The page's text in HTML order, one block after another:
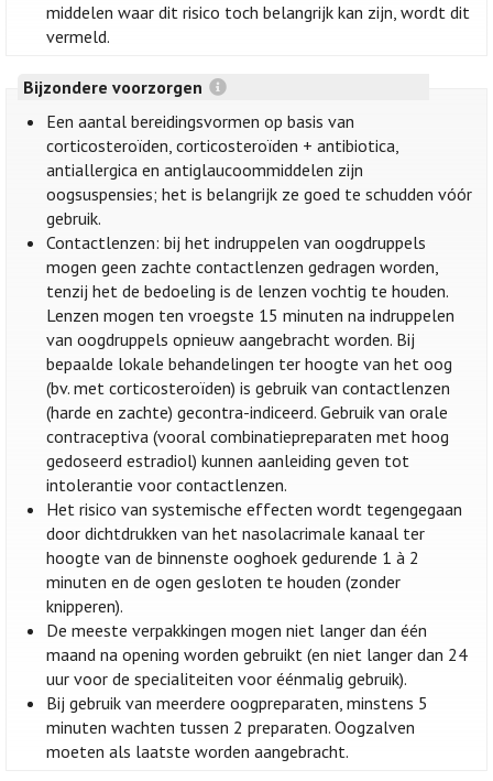
middelen waar dit risico toch belangrijk kan zijn, wordt dit
vermeld.
Bijzondere voorzorgen
Een aantal bereidingsvormen op basis van
corticosteroïden, corticosteroïden + antibiotica,
antiallergica en antiglaucoommiddelen zijn
oogsuspensies; het is belangrijk ze goed te schudden vóór
gebruik.
Contactlenzen: bij het indruppelen van oogdruppels
mogen geen zachte contactlenzen gedragen worden,
tenzij het de bedoeling is de lenzen vochtig te houden.
Lenzen mogen ten vroegste 15 minuten na indruppelen
van oogdruppels opnieuw aangebracht worden. Bij
bepaalde lokale behandelingen ter hoogte van het oog
(bv. met corticosteroïden) is gebruik van contactlenzen
(harde en zachte) gecontra-indiceerd. Gebruik van orale
contraceptiva (vooral combinatiepreparaten met hoog
gedoseerd estradiol) kunnen aanleiding geven tot
intolerantie voor contactlenzen.
Het risico van systemische effecten wordt tegengegaan
door dichtdrukken van het nasolacrimale kanaal ter
hoogte van de binnenste ooghoek gedurende 1 à 2
minuten en de ogen gesloten te houden (zonder
knipperen).
De meeste verpakkingen mogen niet langer dan één
maand na opening worden gebruikt (en niet langer dan 24
uur voor de specialiteiten voor éénmalig gebruik).
Bij gebruik van meerdere oogpreparaten, minstens 5
minuten wachten tussen 2 preparaten. Oogzalven
moeten als laatste worden aangebracht.